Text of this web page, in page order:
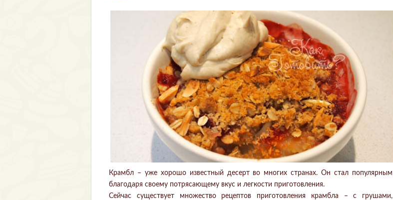
Крамбл – уже хорошо известный десерт во многих странах. Он стал популярным
благодаря своему потрясающему вкус и легкости приготовления.
Сейчас существует множество рецептов приготовления крамбла – с грушами,